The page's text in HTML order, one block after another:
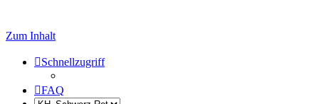
Zum Inhalt
Schnellzugriff
FAQ